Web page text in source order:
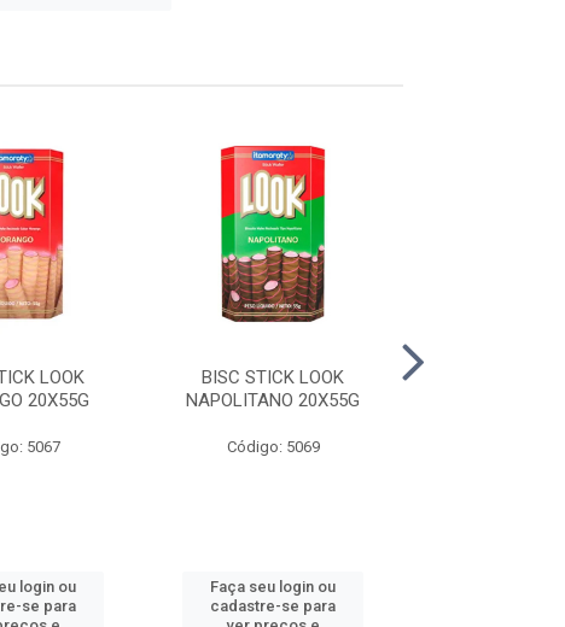
LOOK
20X55G
5067
login ou
se para
BISC STICK LOOK
NAPOLITANO 20X55G
Código: 5069
Faça seu login ou
cadastre-se para